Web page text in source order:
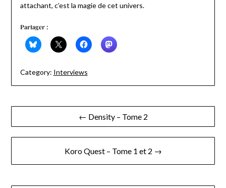
attachant, c’est la magie de cet univers.
Partager :
Category: Interviews
Navigation
de
← Density – Tome 2
Koro Quest – Tome 1 et 2 →